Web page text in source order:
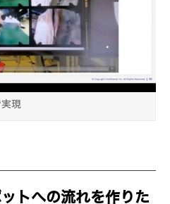
現
トへの流れを作りた